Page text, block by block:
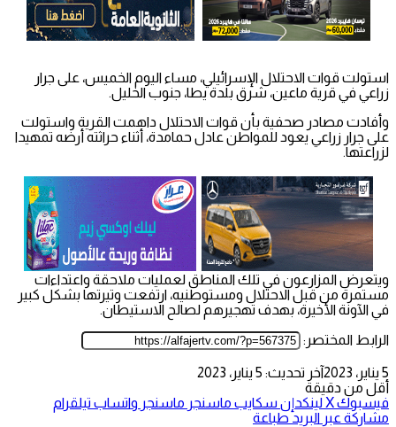
استولت قوات الاحتلال الإسرائيلي، مساء اليوم الخميس، على جرار
زراعي في قرية ماعين، شرق بلدة يطا، جنوب الخليل.
وأفادت مصادر صحفية بأن قوات الاحتلال داهمت القرية واستولت
على جرار زراعي يعود للمواطن عادل حمامدة، أثناء حراثته أرضه تمهيدا
لزراعتها.
ويتعرض المزارعون في تلك المناطق لعمليات ملاحقة واعتداءات
مستمرة من قبل الاحتلال ومستوطنيه، ارتفعت وتيرتها بشكل كبير
في الآونة الأخيرة، بهدف تهجيرهم لصالح الاستيطان.
الرابط المختصر:
5 يناير، 2023
آخر تحديث: 5 يناير، 2023
أقل من دقيقة
فيسبوك‫Xلينكدإن سكايب ماسنجر ماسنجر واتساب تيلقرام
مشاركة عبر البريد طباعة